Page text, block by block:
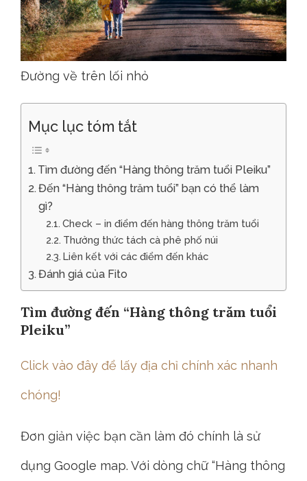
Đường về trên lối nhỏ
Mục lục tóm tắt
Tìm đường đến “Hàng thông trăm tuổi Pleiku”
Đến “Hàng thông trăm tuổi” bạn có thể làm
gì?
Check – in điểm đến hàng thông trăm tuổi
Thưởng thức tách cà phê phố núi
Liên kết với các điểm đến khác
Đánh giá của Fito
Tìm đường đến “Hàng thông trăm tuổi
Pleiku”
Click vào đây để lấy địa chỉ chính xác nhanh
chóng!
Đơn giản việc bạn cần làm đó chính là sử
dụng Google map. Với dòng chữ “Hàng thông